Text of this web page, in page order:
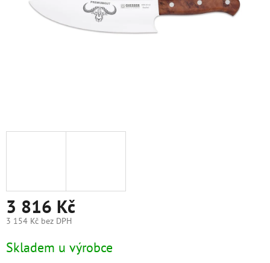
3 816 Kč
3 154 Kč bez DPH
cena:
Skladem u výrobce